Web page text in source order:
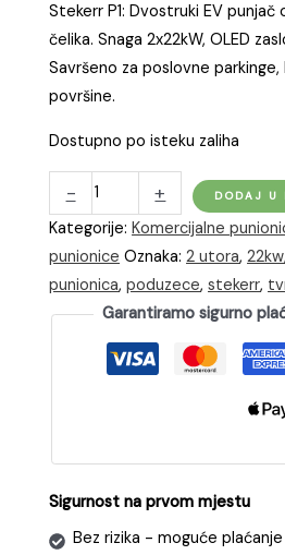
Stekerr P1: Dvostruki EV
čelika. Snaga 2x22kW, OLED
Savršeno za poslovne
površine.
Dostupno po isteku zaliha
-
Stekerr
P1
punionica
za
punjenje
+ DODAJ U
Kategorije:Komercijalne
punionice Oznaka:2 utora,22kw
punionica,poduzece,stekerr,
Garantiramo sigurno
Sigurnost na prvom mjestu
Bez rizika - moguće